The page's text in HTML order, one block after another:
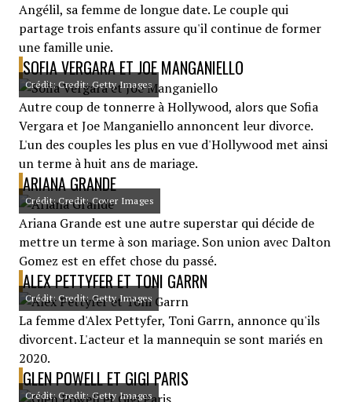
Angélil, sa femme de longue date. Le couple qui
partage trois enfants assure qu'il continue de former
une famille unie.
SOFIA VERGARA ET JOE MANGANIELLO
Crédit: Credit: Getty Images
Autre coup de tonnerre à Hollywood, alors que Sofia
Vergara et Joe Manganiello annoncent leur divorce.
L'un des couples les plus en vue d'Hollywood met ainsi
un terme à huit ans de mariage.
ARIANA GRANDE
Crédit: Credit: Cover Images
Ariana Grande est une autre superstar qui décide de
mettre un terme à son mariage. Son union avec Dalton
Gomez est en effet chose du passé.
ALEX PETTYFER ET TONI GARRN
Crédit: Credit: Getty Images
La femme d'Alex Pettyfer, Toni Garrn, annonce qu'ils
divorcent. L'acteur et la mannequin se sont mariés en
2020.
GLEN POWELL ET GIGI PARIS
Crédit: Credit: Getty Images